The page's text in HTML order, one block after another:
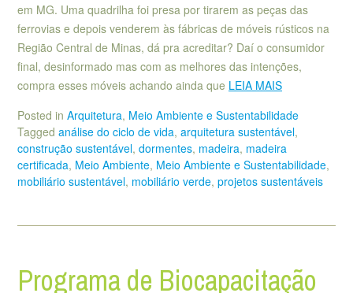
em MG. Uma quadrilha foi presa por tirarem as peças das
ferrovias e depois venderem às fábricas de móveis rústicos na
Região Central de Minas, dá pra acreditar? Daí o consumidor
final, desinformado mas com as melhores das intenções,
compra esses móveis achando ainda que LEIA MAIS
Posted in Arquitetura, Meio Ambiente e Sustentabilidade
Tagged análise do ciclo de vida, arquitetura sustentável,
construção sustentável, dormentes, madeira, madeira
certificada, Meio Ambiente, Meio Ambiente e Sustentabilidade,
mobiliário sustentável, mobiliário verde, projetos sustentáveis
Programa de Biocapacitação